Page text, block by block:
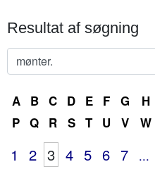
Resultat af søgning
A B C D E F G H
P Q R S T U V W
1 2 3 4 5 6 7
...